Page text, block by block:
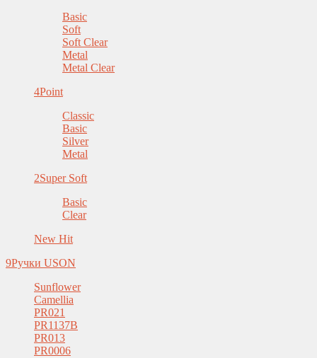
Basic
Soft
Soft Clear
Metal
Metal Clear
4Point
Classic
Basic
Silver
Metal
2Super Soft
Basic
Clear
New Hit
9Ручки USON
Sunflower
Camellia
PR021
PR1137B
PR013
PR0006